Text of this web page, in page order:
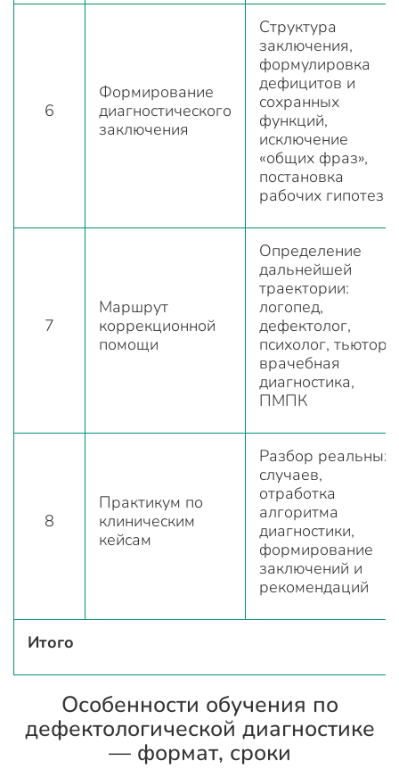
6
Формирование
диагностического
заключения
Структура
заключения,
формулировка
дефицитов и
сохранных
функций,
исключение
«общих фраз»,
постановка
рабочих гипотез
7
Маршрут
коррекционной
помощи
Определение
дальнейшей
траектории:
логопед,
дефектолог,
психолог, тьютор,
врачебная
диагностика,
ПМПК
8
Практикум по
клиническим
кейсам
Разбор реальных
случаев,
отработка
алгоритма
диагностики,
формирование
заключений и
рекомендаций
Итого
Особенности обучения по
дефектологической диагностике
— формат, сроки